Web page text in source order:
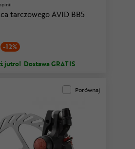
tarczowego AVID BB5
-12%
jutro! Dostawa GRATIS
Porównaj